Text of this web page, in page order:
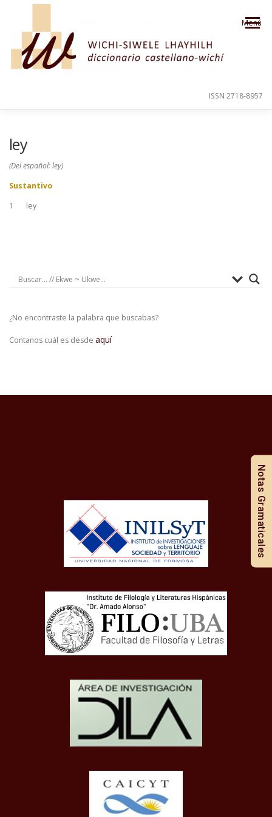
Saltar al contenido
Menú
ISSN 2718-8957
ley
(Del español: ley)
Sustantivo
1
ley
¿No encontraste la palabra que buscabas?
Contanos cuál es desde aquí
Notas Gramaticales